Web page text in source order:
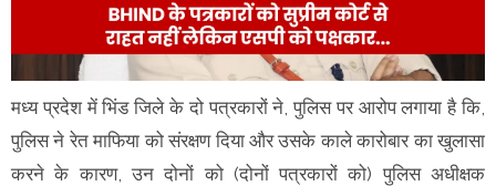
मध्य प्रदेश में भिंड जिले के दो पत्रकारों ने, पुलिस पर आरोप लगाया है कि,
पुलिस ने रेत माफिया को संरक्षण दिया और उसके काले कारोबार का खुलासा
करने के कारण, उन दोनों को (दोनों पत्रकारों को) पुलिस अधीक्षक